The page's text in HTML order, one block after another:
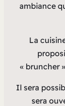
ambiance
La
« bruncher
Il sera
sera